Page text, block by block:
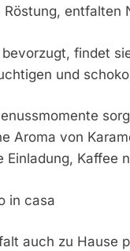
Röstung, entfalten
findet
und
Aroma von
Einladung, Kaffee
in casa
auch zu Hause